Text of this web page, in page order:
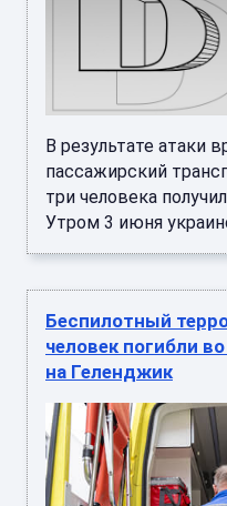
В результате атаки
пассажирский
три человека
Утром 3 июня
Беспилотный
человек погибли
на Геленджик